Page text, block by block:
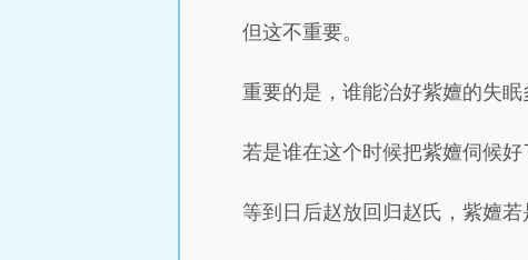
但这不重要。
重要的是，谁能治好紫嬗的失
若是谁在这个时候把紫嬗伺候
等到日后赵放回归赵氏，紫嬗